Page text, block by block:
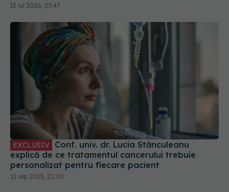
15 iul 2026, 23:47
EXCLUSIV
explică de ce tratamentul cancerului trebuie
personalizat pentru fiecare pacient
21 sep 2025, 22:00